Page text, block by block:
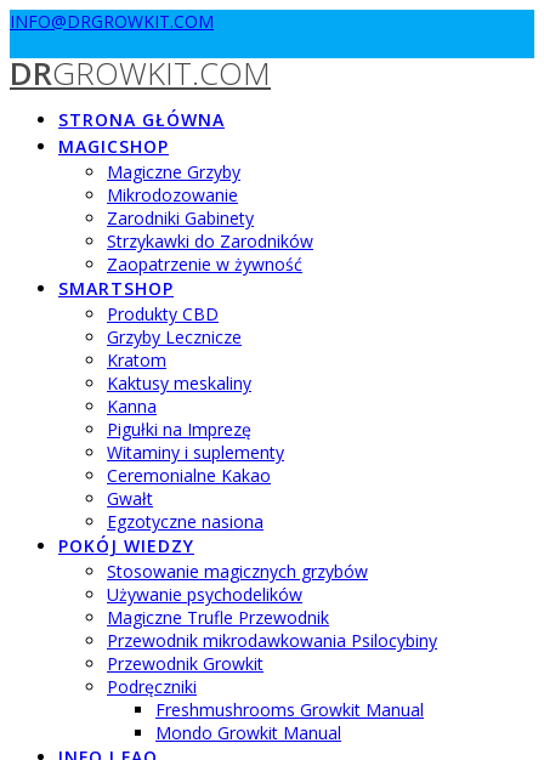
Przejdź
treści
INFO@DRGROWKIT.COM
DRGROWKIT.COM
STRONA GŁÓWNA
MAGICSHOP
Magiczne Grzyby
Mikrodozowanie
Zarodniki Gabinety
Strzykawki do Zarodników
Zaopatrzenie w żywność
SMARTSHOP
Produkty CBD
Grzyby Lecznicze
Kratom
Kaktusy meskaliny
Kanna
Pigułki na Imprezę
Witaminy i suplementy
Ceremonialne Kakao
Gwałt
Egzotyczne nasiona
POKÓJ WIEDZY
Stosowanie magicznych grzybów
Używanie psychodelików
Magiczne Trufle Przewodnik
Przewodnik mikrodawkowania Psilocybiny
Przewodnik Growkit
Podręczniki
Freshmushrooms Growkit Manual
Mondo Growkit Manual